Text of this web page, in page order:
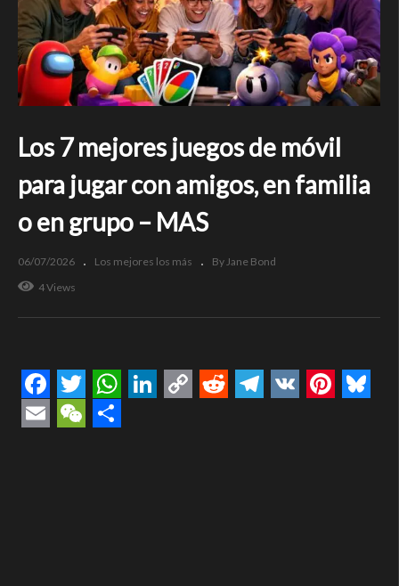
Los 7 mejores juegos de móvil
para jugar con amigos, en familia
o en grupo – MAS
06/07/2026 Los mejores los más
By Jane Bond
4 Views
Facebook
TwitterWhatsApp